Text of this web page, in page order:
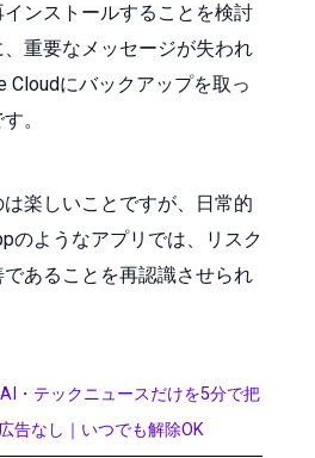
ンストールすることを検討
重要なメッセージが失われ
Cloudにバックアップを取っ
。
楽しいことですが、日常的
のようなアプリでは、リスク
あることを再認識させられ
・テックニュースだけを5分で把
告なし｜いつでも解除OK